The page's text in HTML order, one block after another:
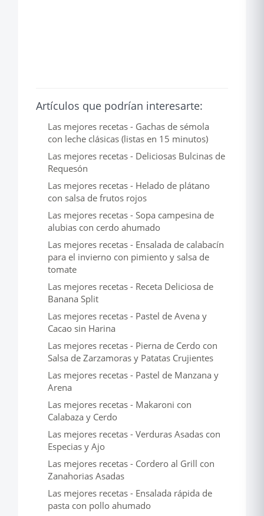
Artículos que podrían interesarte:
Las mejores recetas - Gachas de sémola
con leche clásicas (listas en 15 minutos)
Las mejores recetas - Deliciosas Bulcinas de
Requesón
Las mejores recetas - Helado de plátano
con salsa de frutos rojos
Las mejores recetas - Sopa campesina de
alubias con cerdo ahumado
Las mejores recetas - Ensalada de calabacín
para el invierno con pimiento y salsa de
tomate
Las mejores recetas - Receta Deliciosa de
Banana Split
Las mejores recetas - Pastel de Avena y
Cacao sin Harina
Las mejores recetas - Pierna de Cerdo con
Salsa de Zarzamoras y Patatas Crujientes
Las mejores recetas - Pastel de Manzana y
Arena
Las mejores recetas - Makaroni con
Calabaza y Cerdo
Las mejores recetas - Verduras Asadas con
Especias y Ajo
Las mejores recetas - Cordero al Grill con
Zanahorias Asadas
Las mejores recetas - Ensalada rápida de
pasta con pollo ahumado